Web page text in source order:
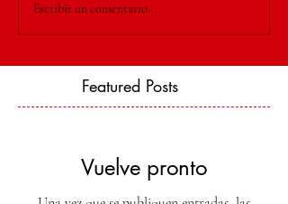
Escribir un comentario...
Featured Posts
Vuelve pronto